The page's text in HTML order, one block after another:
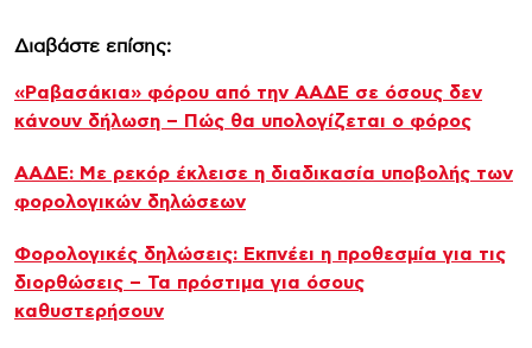
Διαβάστε επίσης:
«Ραβασάκια» φόρου από την ΑΑΔΕ σε όσους δεν
κάνουν δήλωση – Πώς θα υπολογίζεται ο φόρος
ΑΑΔΕ: Με ρεκόρ έκλεισε η διαδικασία υποβολής των
φορολογικών δηλώσεων
Φορολογικές δηλώσεις: Εκπνέει η προθεσμία για τις
διορθώσεις – Τα πρόστιμα για όσους
καθυστερήσουν